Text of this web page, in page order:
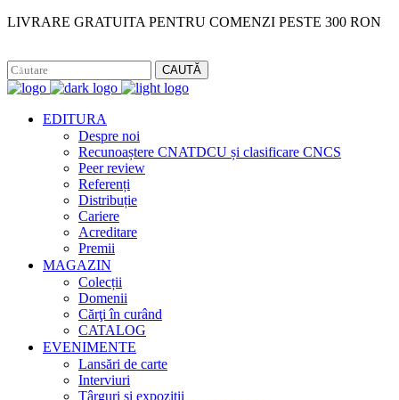
LIVRARE GRATUITA PENTRU COMENZI PESTE 300 RON
CAUTĂ
EDITURA
Despre noi
Recunoaștere CNATDCU și clasificare CNCS
Peer review
Referenți
Distribuție
Cariere
Acreditare
Premii
MAGAZIN
Colecții
Domenii
Cărţi în curând
CATALOG
EVENIMENTE
Lansări de carte
Interviuri
Târguri și expoziții